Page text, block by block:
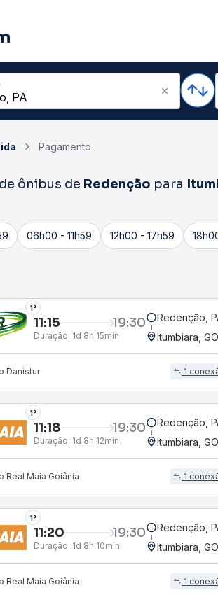
Pagamento
ônibus de Redenção para
06h00 - 11h59 12h00 - 17h59
1°
11:15 19:30
Duração: 1d 8h 15min
Redenção,
Itumbiara,
Danistur 1
1°
11:18 19:30
Duração: 1d 8h 12min
Redenção,
Itumbiara,
Real Maia Goiânia 1
1°
11:20 19:30
Duração: 1d 8h 10min
Redenção,
Itumbiara,
Real Maia Goiânia 1